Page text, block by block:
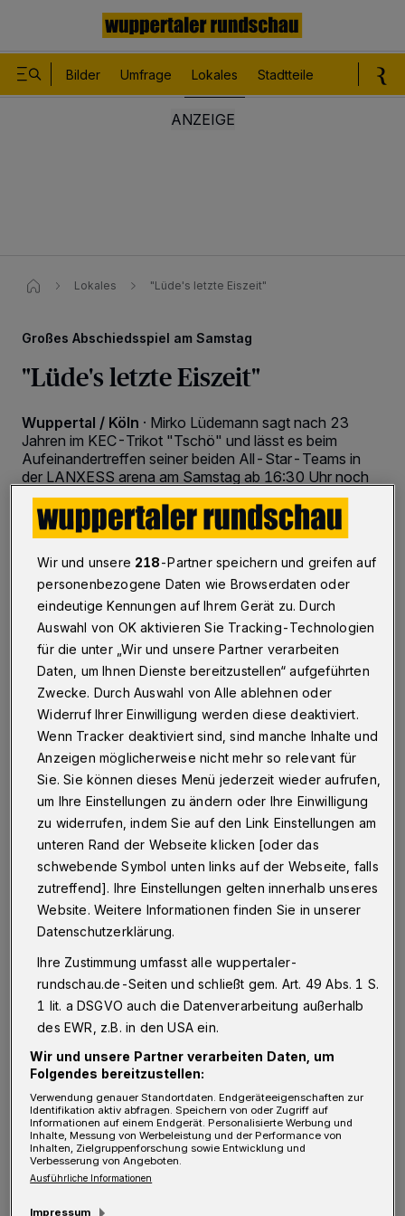
Bilder Umfrage Lokales Stadtteile
Lokales "Lüde's letzte Eiszeit"
Großes Abschiedsspiel am Samstag
"Lüde's letzte Eiszeit"
Wuppertal / Köln · Mirko Lüdemann sagt nach 23
Jahren im KEC-Trikot "Tschö" und lässt es beim
Aufeinandertreffen seiner beiden All-Star-Teams in
der LANXESS arena am Samstag ab 16:30 Uhr noch
mal so richtig krachen! Die Kader stehen und die
Abschieds-Trikots liegen parat.
20.09.2016 , 10:46 Uhr 2 Minuten Lesezeit
"Lüde's letzte Eiszeit". "Dieser Slogan ist mir
morgens beim Joggen eingefallen", lacht
Mirko Lüdemann. "Ich freue mich schon sehr
auf dieses Spiel und, dass viele Fans mit mir
diesen Abschied feiern", blickt "Lüde" schon
voller Vorfreude voraus. Der Ur-Hai und
Rekordspieler beendete nach der vergangenen
im KEC-Trikot seine Karriere und wechselte
auf die Haie-Geschäftsstelle. "Natürlich
werden wir mit Mirko über ein gebührendes
Abschiedsspiel sprechen", kündigte Haie-
Geschäftsführer Peter Schönberger bereits zu
"Lüde‘s" Karriereende an.
Seitdem liefen hinter den Kulissen die
Vorbereitungen. Das Ziel: Mirko Lüdemann
Wir und unsere 218-Partner speichern und greifen auf
personenbezogene Daten wie Browserdaten oder
eindeutige Kennungen auf Ihrem Gerät zu. Durch
Auswahl von OK aktivieren Sie Tracking-Technologien
für die unter „Wir und unsere Partner verarbeiten
Daten, um Ihnen Dienste bereitzustellen“ aufgeführten
Zwecke. Durch Auswahl von Alle ablehnen oder
Widerruf Ihrer Einwilligung werden diese deaktiviert.
Wenn Tracker deaktiviert sind, sind manche Inhalte und
Anzeigen möglicherweise nicht mehr so relevant für
Sie. Sie können dieses Menü jederzeit wieder aufrufen,
um Ihre Einstellungen zu ändern oder Ihre Einwilligung
zu widerrufen, indem Sie auf den Link Einstellungen am
unteren Rand der Webseite klicken [oder das
schwebende Symbol unten links auf der Webseite, falls
zutreffend]. Ihre Einstellungen gelten innerhalb unseres
Website. Weitere Informationen finden Sie in unserer
Datenschutzerklärung.
Ihre Zustimmung umfasst alle wuppertaler-
rundschau.de-Seiten und schließt gem. Art. 49 Abs. 1 S.
1 lit. a DSGVO auch die Datenverarbeitung außerhalb
des EWR, z.B. in den USA ein.
Wir und unsere Partner verarbeiten Daten, um
Folgendes bereitzustellen:
Verwendung genauer Standortdaten. Endgeräteeigenschaften zur
Identifikation aktiv abfragen. Speichern von oder Zugriff auf
Informationen auf einem Endgerät. Personalisierte Werbung und
Inhalte, Messung von Werbeleistung und der Performance von
Inhalten, Zielgruppenforschung sowie Entwicklung und
Verbesserung von Angeboten.
Ausführliche Informationen
Impressum